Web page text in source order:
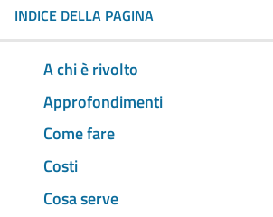
INDICE DELLA PAGINA
A chi è rivolto
Approfondimenti
Come fare
Costi
Cosa serve